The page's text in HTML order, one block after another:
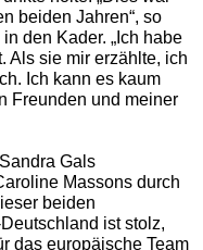
beiden Jahren“, so
den Kader. „Ich habe
Als sie mir erzählte, ich
Ich kann es kaum
Freunden und meiner
Gals
Massons durch
beiden
ist stolz,
das europäische Team